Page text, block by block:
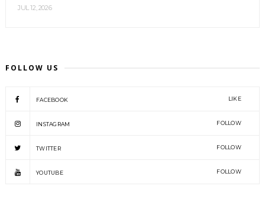
JUL 12, 2026
FOLLOW US
FACEBOOK LIKE
INSTAGRAM FOLLOW
TWITTER FOLLOW
YOUTUBE FOLLOW